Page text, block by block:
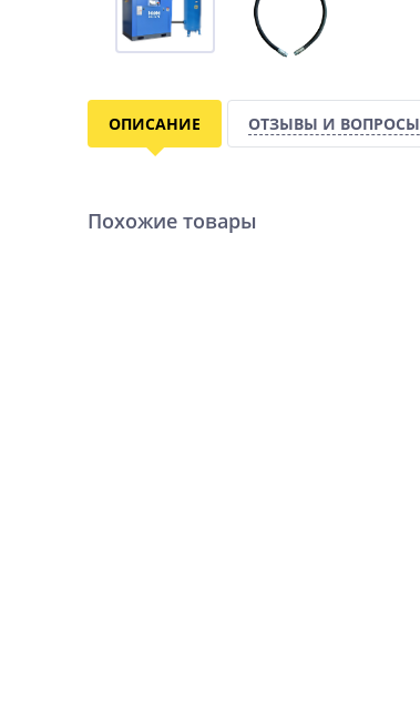
ОПИСАНИЕ ОТЗЫВЫ И ВОПРОСЫ
Похожие товары